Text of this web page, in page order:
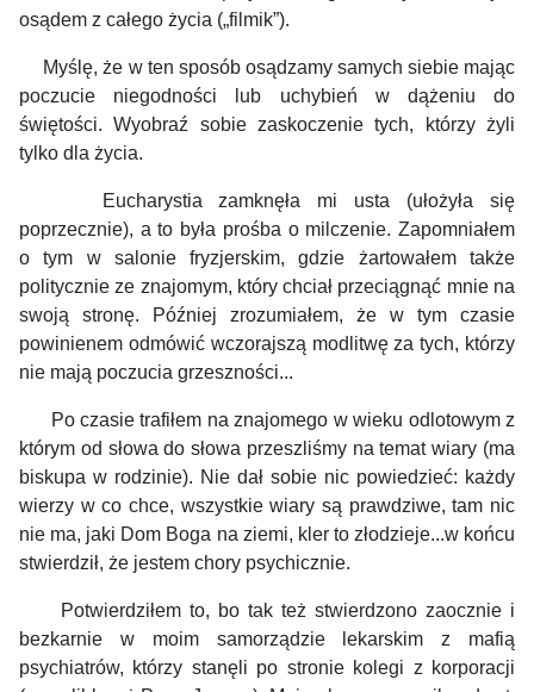
osądem z całego życia („filmik”).
Myślę, że w ten sposób osądzamy samych siebie mając
poczucie niegodności lub uchybień w dążeniu do
świętości. Wyobraź sobie zaskoczenie tych, którzy żyli
tylko dla życia.
Eucharystia zamknęła mi usta (ułożyła się
poprzecznie), a to była prośba o milczenie. Zapomniałem
o tym w salonie fryzjerskim, gdzie żartowałem także
politycznie ze znajomym, który chciał przeciągnąć mnie na
swoją stronę. Później zrozumiałem, że w tym czasie
powinienem odmówić wczorajszą modlitwę za tych, którzy
nie mają poczucia grzeszności...
Po czasie trafiłem na znajomego w wieku odlotowym z
którym od słowa do słowa przeszliśmy na temat wiary (ma
biskupa w rodzinie). Nie dał sobie nic powiedzieć: każdy
wierzy w co chce, wszystkie wiary są prawdziwe, tam nic
nie ma, jaki Dom Boga na ziemi, kler to złodzieje...w końcu
stwierdził, że jestem chory psychicznie.
Potwierdziłem to, bo tak też stwierdzono zaocznie i
bezkarnie w moim samorządzie lekarskim z mafią
psychiatrów, którzy stanęli po stronie kolegi z korporacji